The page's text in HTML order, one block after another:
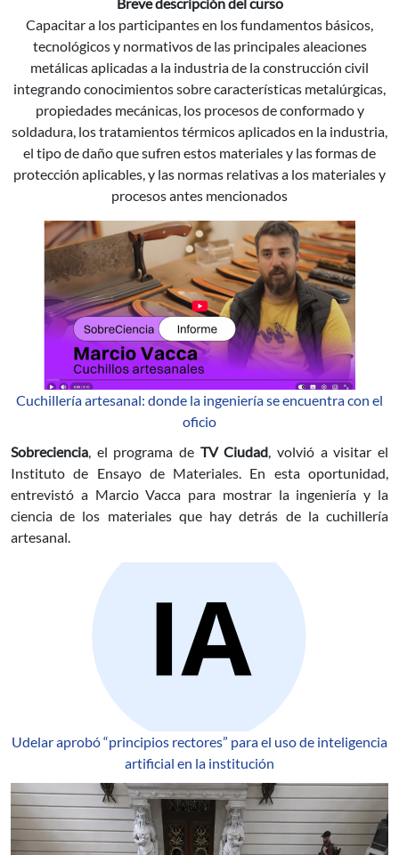
Capacitar a los participantes en los fundamentos básicos,
tecnológicos y normativos de las principales aleaciones
metálicas aplicadas a la industria de la construcción civil
integrando conocimientos sobre características metalúrgicas,
propiedades mecánicas, los procesos de conformado y
soldadura, los tratamientos térmicos aplicados en la industria,
el tipo de daño que sufren estos materiales y las formas de
protección aplicables, y las normas relativas a los materiales y
procesos antes mencionados
Cuchillería artesanal: donde la ingeniería se encuentra con el
oficio
Sobreciencia, el programa de TV Ciudad, volvió a visitar el
Instituto de Ensayo de Materiales. En esta oportunidad,
entrevistó a Marcio Vacca para mostrar la ingeniería y la
ciencia de los materiales que hay detrás de la cuchillería
artesanal.
Udelar aprobó “principios rectores” para el uso de inteligencia
artificial en la institución